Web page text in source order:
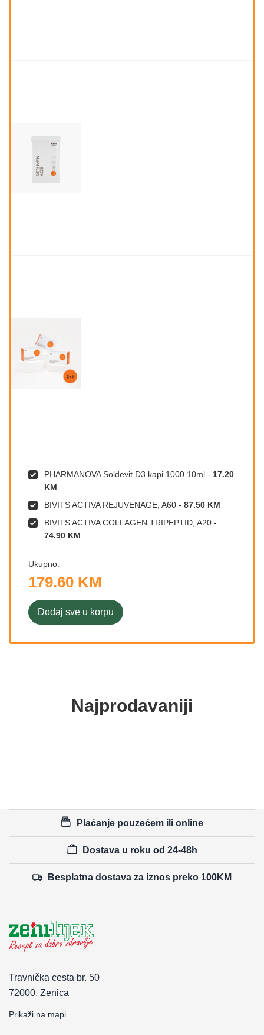
PHARMANOVA Soldevit D3 kapi 1000 10ml - 17.20
KM
BIVITS ACTIVA REJUVENAGE, A60 - 87.50 KM
BIVITS ACTIVA COLLAGEN TRIPEPTID, A20 -
74.90 KM
Ukupno:
179.60 KM
Dodaj sve u korpu
Najprodavaniji
Plaćanje pouzećem ili online
Dostava u roku od 24-48h
Besplatna dostava za iznos preko 100KM
Travnička cesta br. 50
72000, Zenica
Prikaži na mapi